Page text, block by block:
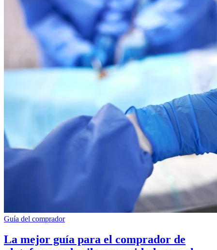
Guía del comprador
La mejor guía para el comprador de